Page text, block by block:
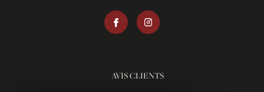
AVIS CLIENTS